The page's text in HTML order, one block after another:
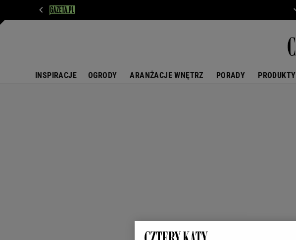
INSPIRACJE OGRODY ARANŻACJE WNĘTRZ PORADY PRODUKTY